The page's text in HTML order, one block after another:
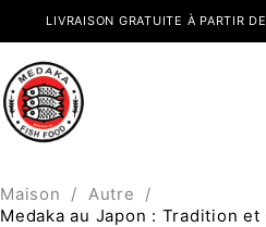
LIVRAISON GRATUITE À PARTIR
Maison / Autre
/
Medaka au Japon : Tradition et